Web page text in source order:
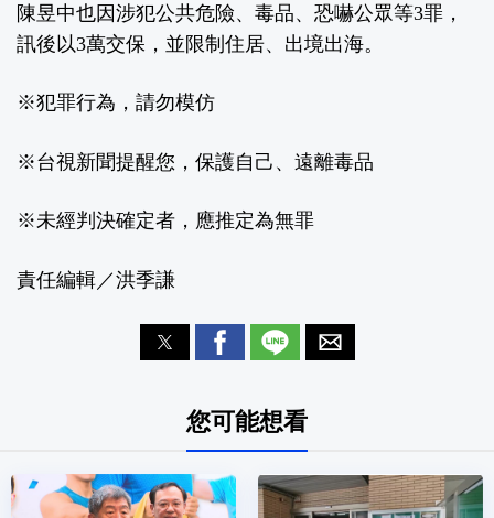
陳昱中也因涉犯公共危險、毒品、恐嚇公眾等3罪，
訊後以3萬交保，並限制住居、出境出海。
※犯罪行為，請勿模仿
※台視新聞提醒您，保護自己、遠離毒品
※未經判決確定者，應推定為無罪
責任編輯／洪季謙
您可能想看